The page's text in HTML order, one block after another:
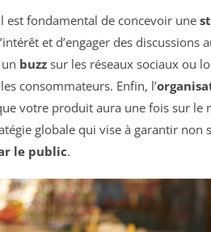
est fondamental de concevoir une
et d’engager des
buzz sur les réseaux sociaux ou
consommateurs. Enfin, l’
votre produit aura une fois sur le
globale qui vise à garantir
le public.